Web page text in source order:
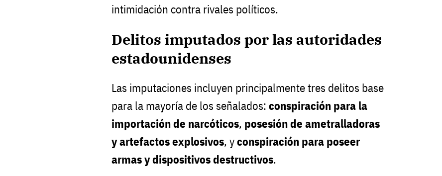
intimidación contra rivales políticos.
Delitos imputados por las autoridades
estadounidenses
Las imputaciones incluyen principalmente tres delitos base
para la mayoría de los señalados: conspiración para la
importación de narcóticos, posesión de ametralladoras
y artefactos explosivos, yconspiración para poseer
armas y dispositivos destructivos.